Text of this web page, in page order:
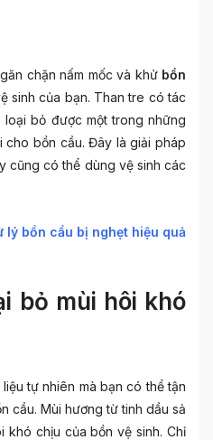
chặn nấm mốc và khử bồn
sinh của bạn. Than tre có tác
bỏ được một trong những
cho bồn cầu. Đây là giải pháp
cũng có thể dùng vệ sinh các
lý bồn cầu bị nghẹt hiệu quả
bỏ mùi hôi khó
tự nhiên mà bạn có thể tận
cầu. Mùi hương từ tinh dầu sả
khó chịu của bồn vệ sinh. Chỉ